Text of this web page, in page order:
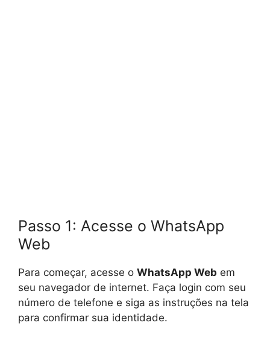
Passo 1: Acesse o WhatsApp
Web
Para começar, acesse o WhatsApp Web em
seu navegador de internet. Faça login com seu
número de telefone e siga as instruções na tela
para confirmar sua identidade.